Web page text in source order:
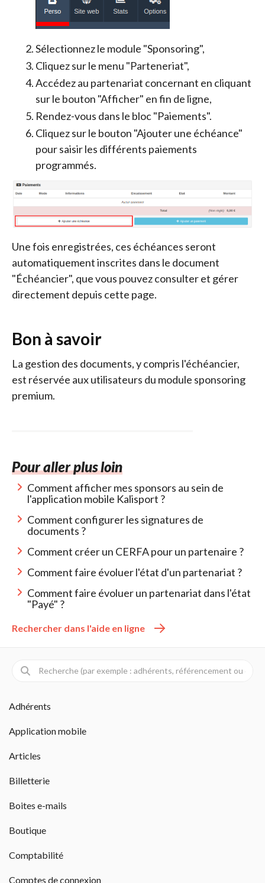
Sélectionnez le module "Sponsoring",
Cliquez sur le menu "Parteneriat",
Accédez au partenariat concernant en cliquant
sur le bouton "Afficher" en fin de ligne,
Rendez-vous dans le bloc "Paiements".
Cliquez sur le bouton "Ajouter une échéance"
pour saisir les différents paiements
programmés.
Une fois enregistrées, ces échéances seront
automatiquement inscrites dans le document
"Échéancier", que vous pouvez consulter et gérer
directement depuis cette page.
Bon à savoir
La gestion des documents, y compris l'échéancier,
est réservée aux utilisateurs du module sponsoring
premium.
Pour aller plus loin
Comment afficher mes sponsors au sein de
l'application mobile Kalisport ?
Comment configurer les signatures de
documents ?
Comment créer un CERFA pour un partenaire ?
Comment faire évoluer l'état d'un partenariat ?
Comment faire évoluer un partenariat dans l'état
"Payé" ?
Rechercher dans l'aide en ligne
Adhérents
Application mobile
Articles
Billetterie
Boites e-mails
Boutique
Comptabilité
Comptes de connexion